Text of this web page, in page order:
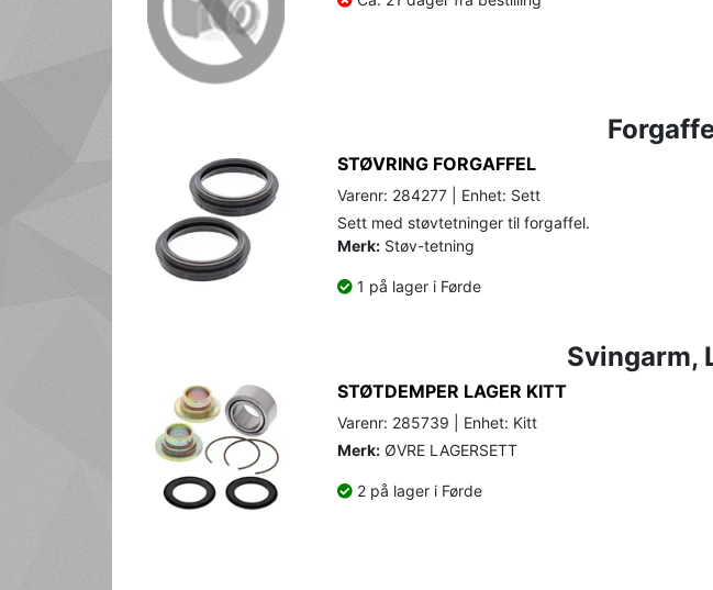
STØVRING FORGAFFEL
Varenr: 284277 | Enhet: Sett
Sett med støvtetninger til forgaffel.
Merk: Støv-tetning
1 på lager i Førde
Svingarm,
STØTDEMPER LAGER KITT
Varenr: 285739 | Enhet: Kitt
Merk: ØVRE LAGERSETT
2 på lager i Førde